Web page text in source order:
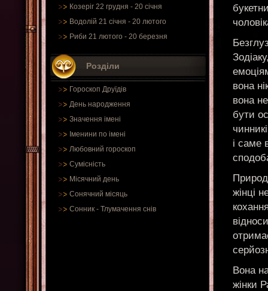
Козеріг 22 грудня - 20 січня
Водолій 21 січня - 20 лютого
Риби 21 лютого - 20 березня
Розділи
Гороскоп Друїдів
День народження
Значення імені
Іменини по імені
Любовний гороскоп
Сумісність
Місячний день
Сонячний місяць
Сонник - Тлумачення снів
вона
вона
бути
і саме
жінці
Вона
жінки